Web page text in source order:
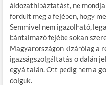
áldozathibáztatást, ne
fordult meg a fejében, hogy
Semmivel nem igazolható,
bántalmazó fejébe sokan
Magyarországon kizárólag a
igazságszolgáltatás oldalán
egyáltalán. Ott pedig nem a
dolguk.